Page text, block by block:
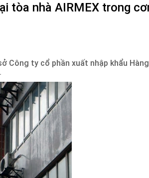
tòa nhà AIRMEX trong
Công ty cổ phần xuất nhập khẩu